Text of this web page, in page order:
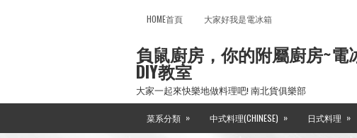
HOME首頁 大家好我是電冰箱
負鼠廚房，你的附屬廚房~電
DIY教室
大家一起來快樂地做料理吧! 南北貨俱樂部
菜系分類 » 中式料理(CHINESE) » 日式料理 »